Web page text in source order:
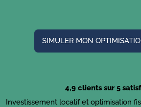
SIMULER MON
4,9 clients sur 5
Investissement locatif et optimisation